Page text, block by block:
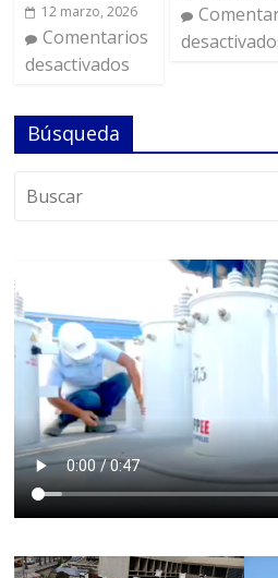
12 marzo, 2026
Comentarios
desactivados
Búsqueda